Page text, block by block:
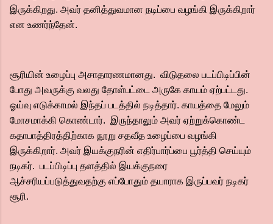
இருக்கிறது. அவர் தனித்துவமான நடிப்பை வழங்கி இருக்கிறார்
என உணர்ந்தேன்.
சூரியின் உழைப்பு அசாதாரணமானது. விடுதலை படப்பிடிப்பின்
போது அவருக்கு வலது தோள்பட்டை அருகே காயம் ஏற்பட்டது.
ஓய்வு எடுக்காமல் இந்தப் படத்தில் நடித்தார். காயத்தை மேலும்
மோசமாக்கி கொண்டார். இருந்தாலும் அவர் ஏற்றுக்கொண்ட
கதாபாத்திரத்திற்காக நூறு சதவீத உழைப்பை வழங்கி
இருக்கிறார். அவர் இயக்குநரின் எதிர்பார்ப்பை பூர்த்தி செய்யும்
நடிகர். படப்பிடிப்பு தளத்தில் இயக்குநரை
ஆச்சரியப்படுத்துவதற்கு எப்போதும் தயாராக இருப்பவர் நடிகர்
சூரி.